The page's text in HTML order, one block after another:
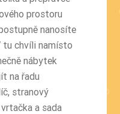
prostoru
nanosíte
tu chvíli namísto
nábytek
na řadu
stranový
a sada